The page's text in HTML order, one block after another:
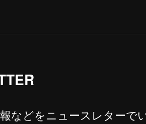
などをニュースレターで